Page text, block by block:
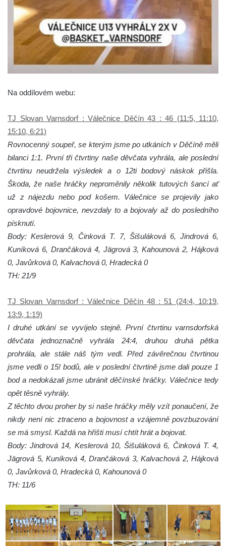
Na oddílovém webu:
TJ Slovan Varnsdorf : Válečnice Děčín 43 : 46 (11:5, 11:10,
15:10, 6:21)
Rovnocenný soupeř, se kterým jsme po utkáních v Děčíně měli
bilanci 1:1. První tři čtvrtiny naše děvčata vyhrála, ale poslední
čtvrtinu neudržela výsledek a o 12ti bodový náskok přišla.
Škoda, že naše hráčky neproměnily několik tutových šancí ať
už z nájezdu nebo pod košem. Válečnice se projevily jako
opravdové bojovnice, nevzdaly to a bojovaly až do posledního
písknutí.
Body: Keslerová 9, Činková T. 7, Šišuláková 6, Jindrová 6,
Kuníková 6, Drančáková 4, Jägrová 3, Kahounová 2, Hájková
0, Javůrková 0, Kalvachová 0, Hradecká 0
TH: 21/9
TJ Slovan Varnsdorf : Válečnice Děčín 48 : 51 (24:4, 10:19,
13:9, 1:19)
I druhé utkání se vyvíjelo stejně. První čtvrtinu varnsdorfská
děvčata jednoznačně vyhrála 24:4, druhou druhá pětka
prohrála, ale stále náš tým vedl. Před závěrečnou čtvrtinou
jsme vedli o 15! bodů, ale v poslední čtvrtině jsme dali pouze 1
bod a nedokázali jsme ubránit děčínské hráčky. Válečnice tedy
opět těsně vyhrály.
Z těchto dvou proher by si naše hráčky měly vzít ponaučení, že
nikdy není nic ztraceno a bojovnost a vzájemně povzbuzování
se má smysl. Každá na hřišti musí chtít hrát a bojovat.
Body: Jindrová 14, Keslerová 10, Šišuláková 6, Činková T. 4,
Jägrová 5, Kuníková 4, Drančáková 3, Kalvachová 2, Hájková
0, Javůrková 0, Hradecká 0, Kahounová 0
TH: 11/6